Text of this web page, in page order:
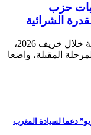
أولويات حزب
الشرائية
مع اقتراب موعد الانتخابات التشريعية المرتقبة خلال خريف 2026،
المقبلة، واضعا
دعما لسيادة المغرب